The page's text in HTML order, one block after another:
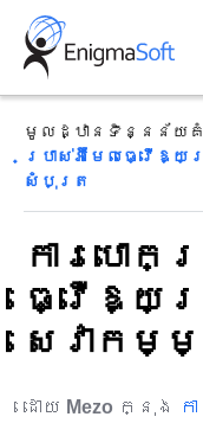
Skip
content
មូលដ្ឋានទិន្នន័យគំ
ប្រាស់អ៊ីមែលធ្វើឱ្
សំបុត្រ
ការបោក
ធ្វើឱ្យ
សេវាក
ដោយ Mezo ក្នុង ក